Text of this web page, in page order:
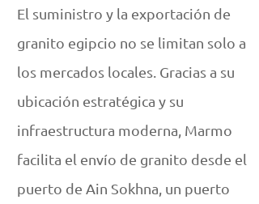
El suministro y la exportación de
granito egipcio no se limitan solo a
los mercados locales. Gracias a su
ubicación estratégica y su
infraestructura moderna, Marmo
facilita el envío de granito desde el
puerto de Ain Sokhna, un puerto